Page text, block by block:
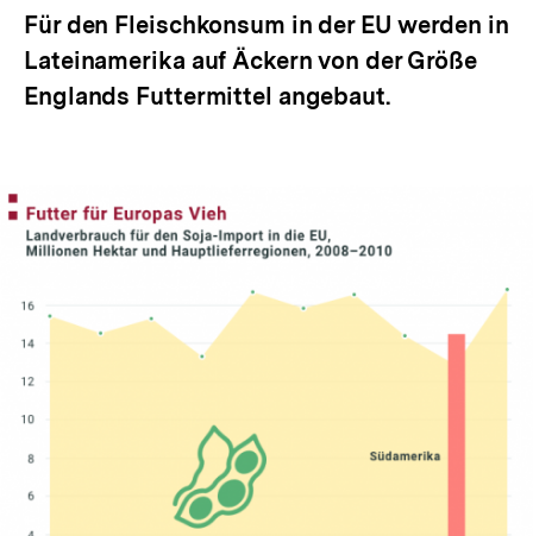
Für den Fleischkonsum in der EU werden in
Lateinamerika auf Äckern von der Größe
Englands Futtermittel angebaut.